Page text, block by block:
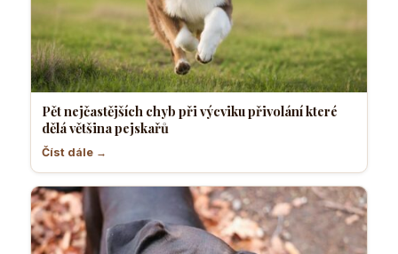
Pět nejčastějších chyb při výcviku přivolání které
dělá většina pejskařů
Číst dále →